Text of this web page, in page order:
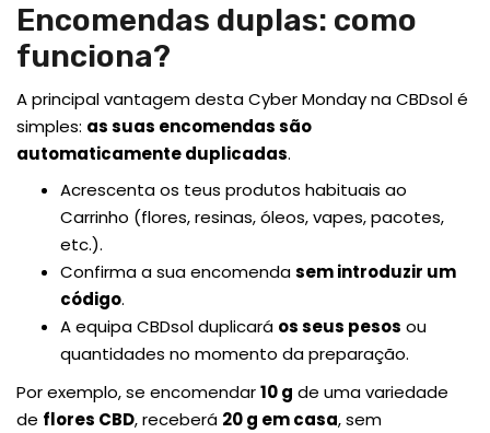
Encomendas duplas: como
funciona?
A principal vantagem desta Cyber Monday na CBDsol é
simples: as suas encomendas são
automaticamente duplicadas.
Acrescenta os teus produtos habituais ao
Carrinho (flores, resinas, óleos, vapes, pacotes,
etc.).
Confirma a sua encomendasem introduzir um
código.
A equipa CBDsol duplicará os seus pesos ou
quantidades no momento da preparação.
Por exemplo, se encomendar10 g de uma variedade
de flores CBD, receberá 20 g em casa, sem